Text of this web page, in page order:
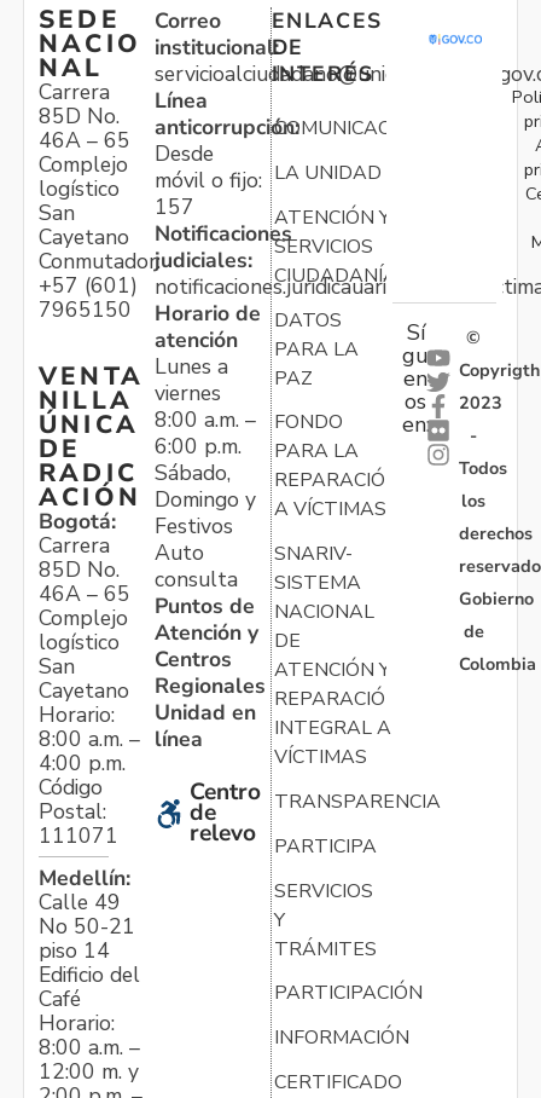
SEDE
NACIO
NAL
Carrera
85D No.
46A – 65
Complejo
logístico
San
Cayetano
Conmutador:
+57 (601)
7965150
VENTA
NILLA
ÚNICA
DE
RADIC
ACIÓN
Bogotá:
Carrera
85D No.
46A – 65
Complejo
logístico
San
Cayetano
Horario:
8:00 a.m. –
4:00 p.m.
Código
Postal:
111071
Medellín:
Calle 49
No 50-21
piso 14
Edificio del
Café
Horario:
8:00 a.m. –
12:00 m. y
Correo
institucional:
Línea
anticorrupción:
Desde
móvil o fijo:
157
Notificaciones
judiciales:
Horario de
atención
Lunes a
viernes
8:00 a.m. –
6:00 p.m.
Sábado,
Domingo y
Festivos
Auto
consulta
Puntos de
Atención y
Centros
Regionales
Unidad en
línea
Centro
de
relevo
ENLACES
DE
INTERÉS
COMUNICACIONES
LA UNIDAD
ATENCIÓN Y
SERVICIOS
CIUDADANÍA
DATOS
PARA LA
PAZ
FONDO
PARA LA
REPARACIÓN
A VÍCTIMAS
SNARIV-
SISTEMA
NACIONAL
DE
ATENCIÓN Y
REPARACIÓN
INTEGRAL A
VÍCTIMAS
TRANSPARENCIA
PARTICIPA
SERVICIOS
Y
TRÁMITES
PARTICIPACIÓN
INFORMACIÓN
CERTIFICADO
Sí
gu
en
os
en:
©
Copyrigth
2023
-
Todos
los
derechos
Gobierno
de
Colombia